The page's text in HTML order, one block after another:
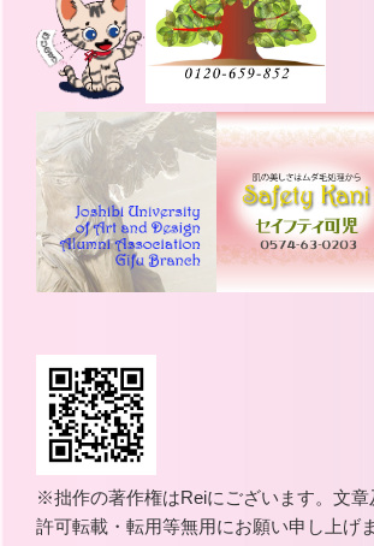
※拙作の著作権はReiにございます。文章
許可転載・転用等無用にお願い申し上げま